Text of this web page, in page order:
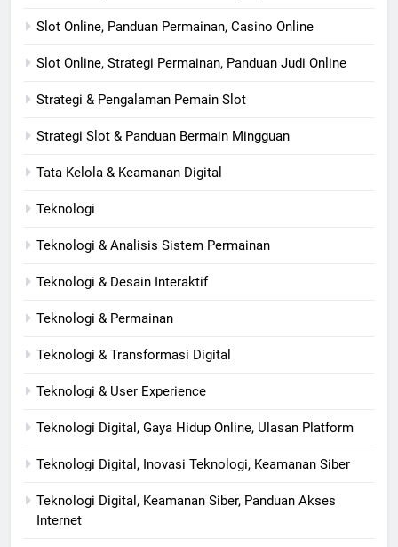
Slot Online, Panduan Permainan, Casino Online
Slot Online, Strategi Permainan, Panduan Judi Online
Strategi & Pengalaman Pemain Slot
Strategi Slot & Panduan Bermain Mingguan
Tata Kelola & Keamanan Digital
Teknologi
Teknologi & Analisis Sistem Permainan
Teknologi & Desain Interaktif
Teknologi & Permainan
Teknologi & Transformasi Digital
Teknologi & User Experience
Teknologi Digital, Gaya Hidup Online, Ulasan Platform
Teknologi Digital, Inovasi Teknologi, Keamanan Siber
Teknologi Digital, Keamanan Siber, Panduan Akses
Internet